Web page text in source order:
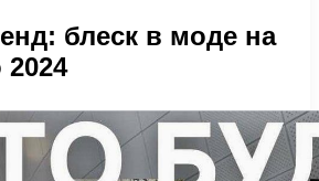
блеск в моде на
2024